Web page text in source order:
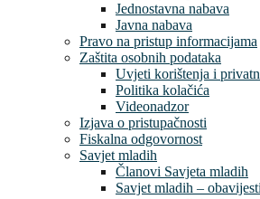
Jednostavna nabava
Javna nabava
Pravo na pristup informacijama
Zaštita osobnih podataka
Uvjeti korištenja i
Politika kolačića
Videonadzor
Izjava o pristupačnosti
Fiskalna odgovornost
Savjet mladih
Članovi Savjeta mladih
Savjet mladih – obavijesti